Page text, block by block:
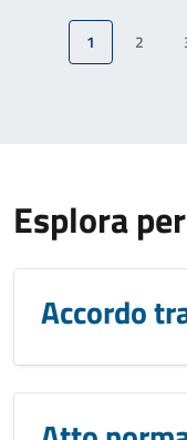
1 2
Esplora
Accordo